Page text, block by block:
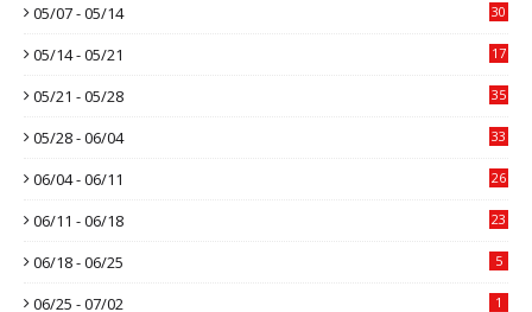
05/07 - 05/14 30
05/14 - 05/21 17
05/21 - 05/28 35
05/28 - 06/04 33
06/04 - 06/11 26
06/11 - 06/18 23
06/18 - 06/25 5
06/25 - 07/02 1